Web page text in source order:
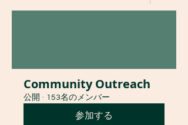
Community Outreach
公開 · 153名のメンバー
参加する